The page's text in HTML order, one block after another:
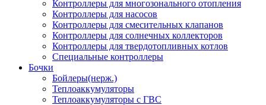
Контроллеры для многозонального отопления
Контроллеры для насосов
Контроллеры для смесительных клапанов
Контроллеры для солнечных коллекторов
Контроллеры для твердотопливных котлов
Специальные контроллеры
Бочки
Бойлеры(нерж.)
Теплоаккумуляторы
Теплоаккумуляторы с ГВС